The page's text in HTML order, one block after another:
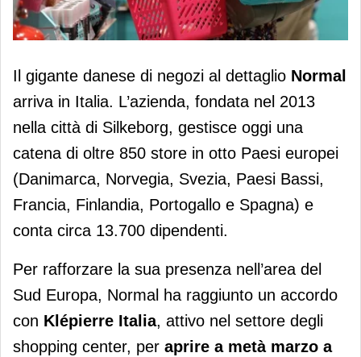
Il gigante danese Normal approda in
Italia
Il gigante danese di negozi al dettaglio Normal
arriva in Italia. L’azienda, fondata nel 2013
nella città di Silkeborg, gestisce oggi una
catena di oltre 850 store in otto Paesi europei
(Danimarca, Norvegia, Svezia, Paesi Bassi,
Francia, Finlandia, Portogallo e Spagna) e
conta circa 13.700 dipendenti.
Per rafforzare la sua presenza nell’area del
Sud Europa, Normal ha raggiunto un accordo
con Klépierre Italia, attivo nel settore degli
shopping center, per aprire a metà marzo a